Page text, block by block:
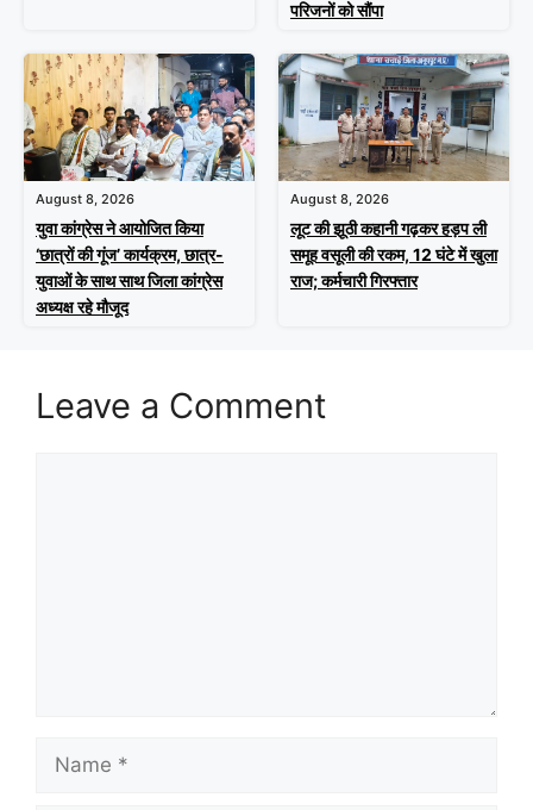
परिजनों को सौंपा
August 8, 2026
युवा कांग्रेस ने आयोजित किया
‘छात्रों की गूंज’ कार्यक्रम, छात्र-
युवाओं के साथ साथ जिला कांग्रेस
अध्यक्ष रहे मौजूद
August 8, 2026
लूट की झूठी कहानी गढ़कर हड़प ली
समूह वसूली की रकम, 12 घंटे में खुला
राज; कर्मचारी गिरफ्तार
Leave a Comment